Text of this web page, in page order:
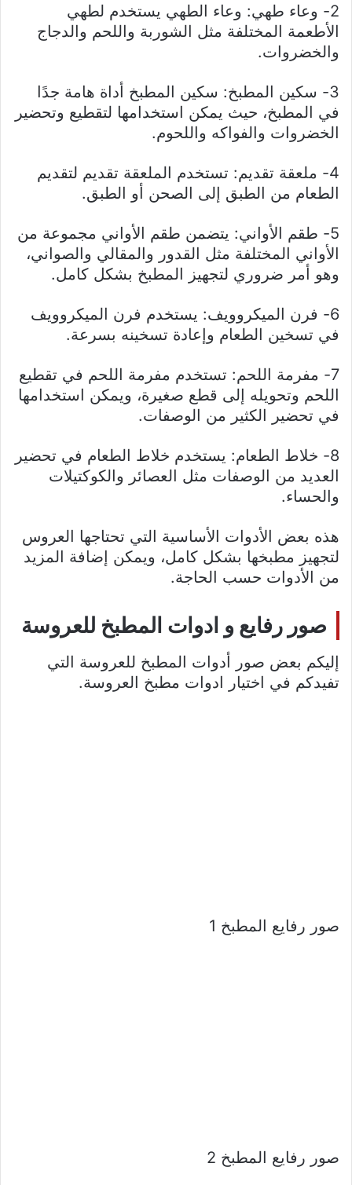
2- وعاء طهي: وعاء الطهي يستخدم لطهي
الأطعمة المختلفة مثل الشوربة واللحم والدجاج
والخضروات.
3- سكين المطبخ: سكين المطبخ أداة هامة جدًا
في المطبخ، حيث يمكن استخدامها لتقطيع وتحضير
الخضروات والفواكه واللحوم.
4- ملعقة تقديم: تستخدم الملعقة تقديم لتقديم
الطعام من الطبق إلى الصحن أو الطبق.
5- طقم الأواني: يتضمن طقم الأواني مجموعة من
الأواني المختلفة مثل القدور والمقالي والصواني،
وهو أمر ضروري لتجهيز المطبخ بشكل كامل.
6- فرن الميكروويف: يستخدم فرن الميكروويف
في تسخين الطعام وإعادة تسخينه بسرعة.
7- مفرمة اللحم: تستخدم مفرمة اللحم في تقطيع
اللحم وتحويله إلى قطع صغيرة، ويمكن استخدامها
في تحضير الكثير من الوصفات.
8- خلاط الطعام: يستخدم خلاط الطعام في تحضير
العديد من الوصفات مثل العصائر والكوكتيلات
والحساء.
هذه بعض الأدوات الأساسية التي تحتاجها العروس
لتجهيز مطبخها بشكل كامل، ويمكن إضافة المزيد
من الأدوات حسب الحاجة.
صور رفايع و ادوات المطبخ للعروسة
إليكم بعض صور أدوات المطبخ للعروسة التي
تفيدكم في اختيار ادوات مطبخ العروسة.
صور رفايع المطبخ 1
صور رفايع المطبخ 2